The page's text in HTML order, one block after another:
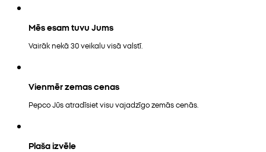
Mēs esam tuvu Jums
Vairāk nekā 30 veikalu visā valstī.
Vienmēr zemas cenas
Pepco Jūs atradīsiet visu vajadzīgo zemās cenās.
Plaša izvēle